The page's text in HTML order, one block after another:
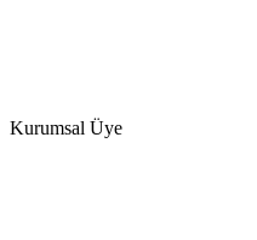
Kurumsal Üye